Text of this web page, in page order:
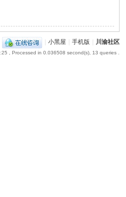
小黑屋 手机版 川渝社区
, Processed in 0.036508 second(s), 13 queries .